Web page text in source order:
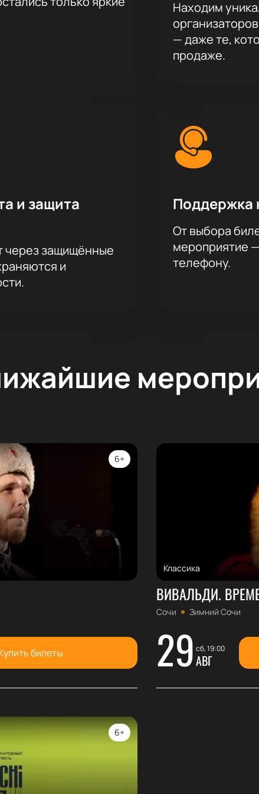
Находим
— даже те,
продаже.
и защита
через защищённые
и
Поддержка
От выбора
мероприятие
телефону.
6+
билеты
Классика
ВИВАЛЬДИ.
Сочи Зимний Сочи
29 сб, 19:00
АВГ
6+